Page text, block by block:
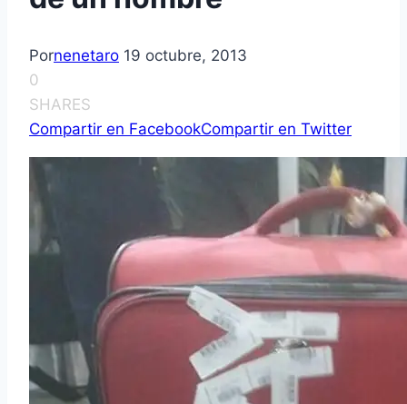
Pornenetaro 19 octubre, 2013
0
SHARES
Compartir en FacebookCompartir en Twitter